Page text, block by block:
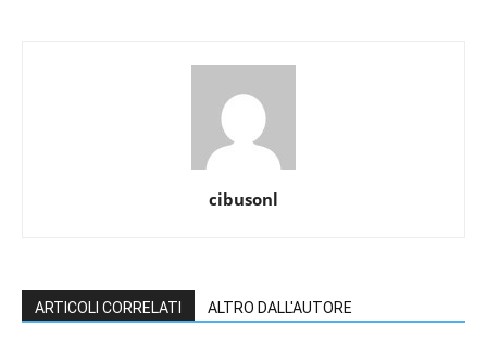
cibusonl
ARTICOLI CORRELATI ALTRO DALL'AUTORE